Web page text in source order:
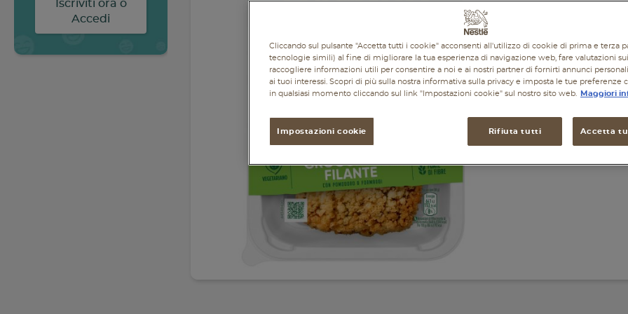
dentro al cibo continua.
“ReNest Yourself” è un
invito a vivere il cibo con
Garden
Cliccando sul pulsante "Accetta tutti i cookie" acconsenti all'utilizzo di cookie di prima e terza
tecnologie simili) al fine di migliorare la tua esperienza di navigazione web, fare valutazioni
raccogliere informazioni utili per consentire a noi e ai nostri partner di fornirti annunci
ai tuoi interessi. Scopri di più sulla nostra informativa sulla privacy e imposta le tue preferenze
in qualsiasi momento cliccando sul link "Impostazioni cookie" sul nostro sito web.
Maggiori
Impostazioni cookie Rifiuta tutti Accetta